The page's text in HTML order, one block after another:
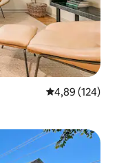
Gemiddelde
4,89 (124)